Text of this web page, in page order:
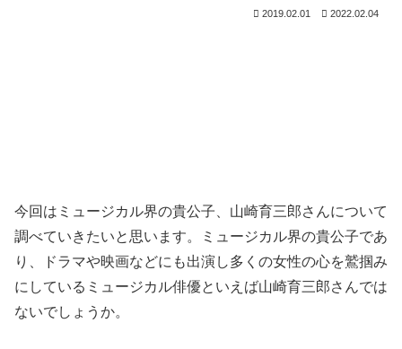
2019.02.01 2022.02.04
今回はミュージカル界の貴公子、山崎育三郎さんについて
調べていきたいと思います。ミュージカル界の貴公子であ
り、ドラマや映画などにも出演し多くの女性の心を鷲掴み
にしているミュージカル俳優といえば山崎育三郎さんでは
ないでしょうか。